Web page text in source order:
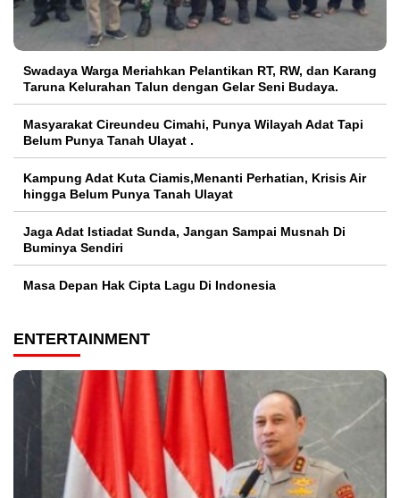
Swadaya Warga Meriahkan Pelantikan RT, RW, dan Karang
Taruna Kelurahan Talun dengan Gelar Seni Budaya.
Masyarakat Cireundeu Cimahi, Punya Wilayah Adat Tapi
Belum Punya Tanah Ulayat .
Kampung Adat Kuta Ciamis,Menanti Perhatian, Krisis Air
hingga Belum Punya Tanah Ulayat
Jaga Adat Istiadat Sunda, Jangan Sampai Musnah Di
Buminya Sendiri
Masa Depan Hak Cipta Lagu Di Indonesia
ENTERTAINMENT